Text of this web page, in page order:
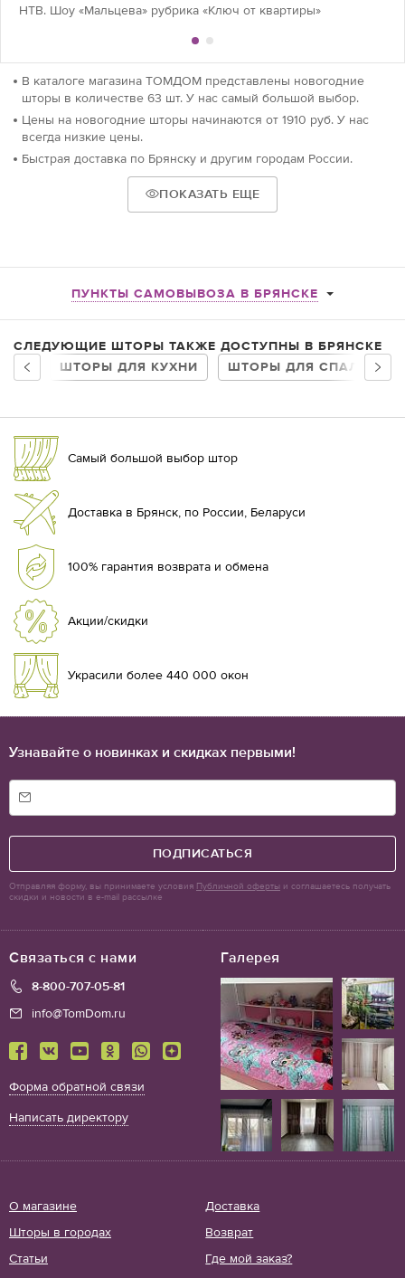
НТВ. Шоу «Мальцева» рубрика «Ключ от квартиры»
В каталоге магазина ТОМДОМ представлены новогодние
шторы в количестве 63 шт. У нас самый большой выбор.
Цены на новогодние шторы начинаются от 1910 руб. У нас
всегда низкие цены.
Быстрая доставка по Брянску и другим городам России.
ПОКАЗАТЬ ЕЩЕ
ПУНКТЫ САМОВЫВОЗА В БРЯНСКЕ
СЛЕДУЮЩИЕ ШТОРЫ ТАКЖЕ ДОСТУПНЫ В БРЯНСКЕ
ШТОРЫ ДЛЯ КУХНИ
ШТОРЫ ДЛЯ СПАЛЬНИ
Самый большой выбор штор
Доставка в Брянск, по России, Беларуси
100% гарантия возврата и обмена
Акции/скидки
Украсили более 440 000 окон
Галерея
Связаться с нами
8-800-707-05-81
info@TomDom.ru
Форма обратной связи
Написать директору
О магазине
Доставка
Шторы в городах
Возврат
Статьи
Где мой заказ?
Узнавайте о новинках и скидках первыми!
ПОДПИСАТЬСЯ
Отправляя форму, вы принимаете условия Публичной оферты и соглашаетесь получать
скидки и новости в e-mail рассылке